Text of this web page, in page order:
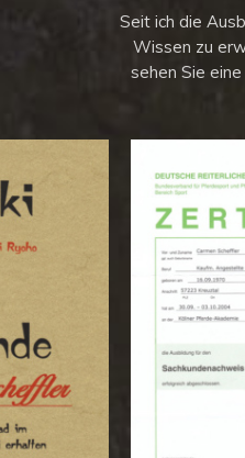
Seit ich die
Wissen zu
sehen Sie